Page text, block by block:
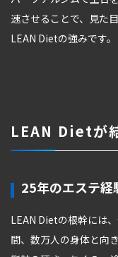
速させることで、見た
LEAN Dietの強みです。
LEAN Dietが
25年のエステ経
LEAN Dietの根幹には
間、数万人の身体と向